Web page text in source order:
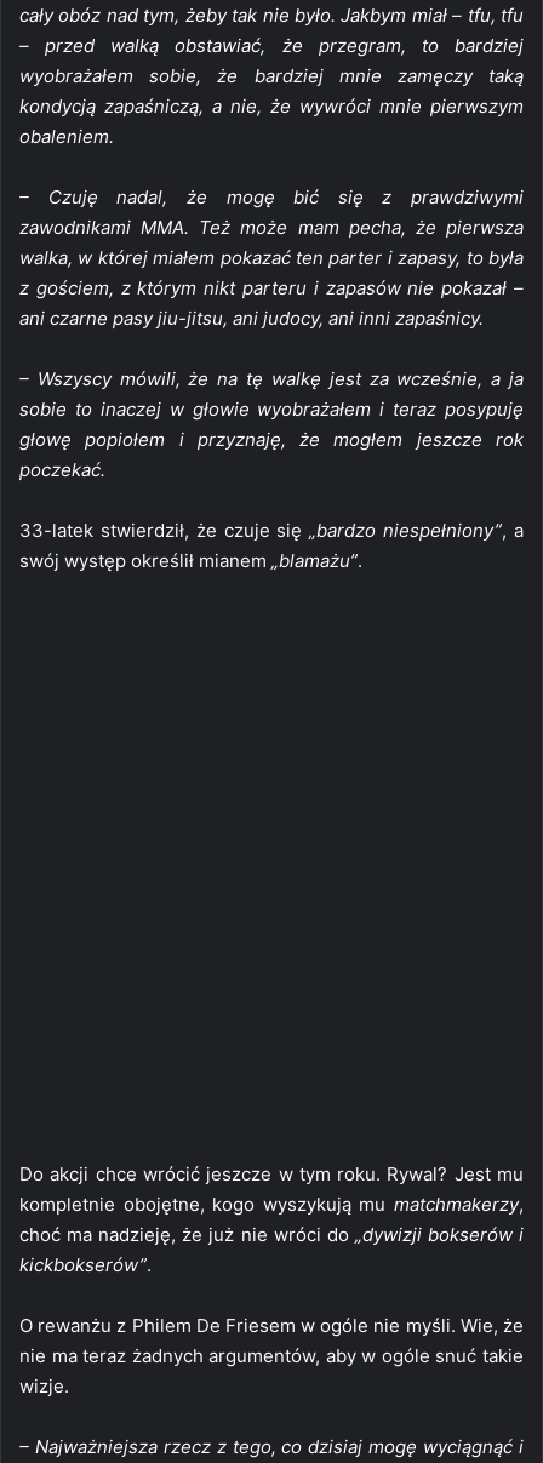
cały obóz nad tym, żeby tak nie było. Jakbym miał – tfu, tfu
– przed walką obstawiać, że przegram, to bardziej
wyobrażałem sobie, że bardziej mnie zamęczy taką
kondycją zapaśniczą, a nie, że wywróci mnie pierwszym
obaleniem.
– Czuję nadal, że mogę bić się z prawdziwymi
zawodnikami MMA. Też może mam pecha, że pierwsza
walka, w której miałem pokazać ten parter i zapasy, to była
z gościem, z którym nikt parteru i zapasów nie pokazał –
ani czarne pasy jiu-jitsu, ani judocy, ani inni zapaśnicy.
– Wszyscy mówili, że na tę walkę jest za wcześnie, a ja
sobie to inaczej w głowie wyobrażałem i teraz posypuję
głowę popiołem i przyznaję, że mogłem jeszcze rok
poczekać.
33-latek stwierdził, że czuje się„bardzo niespełniony”, a
swój występ określił mianem „blamażu”.
Do akcji chce wrócić jeszcze w tym roku. Rywal? Jest mu
kompletnie obojętne, kogo wyszykują mu matchmakerzy,
choć ma nadzieję, że już nie wróci do „dywizji bokserów i
kickbokserów”.
O rewanżu z Philem De Friesem w ogóle nie myśli. Wie, że
nie ma teraz żadnych argumentów, aby w ogóle snuć takie
wizje.
– Najważniejsza rzecz z tego, co dzisiaj mogę wyciągnąć i